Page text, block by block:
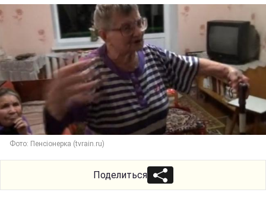
Фото: Пенсіонерка (tvrain.ru)
Поделиться